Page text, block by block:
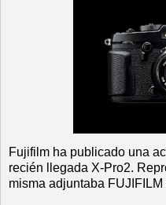
Fujifilm ha publicado una
recién llegada X-Pro2.
misma adjuntaba